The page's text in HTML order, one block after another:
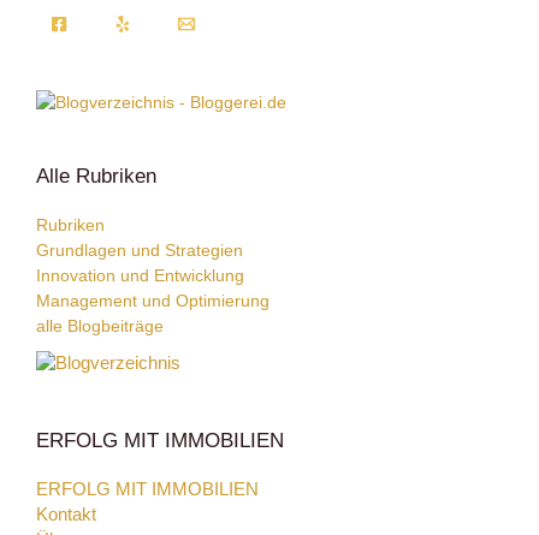
Alle Rubriken
Rubriken
Grundlagen und Strategien
Innovation und Entwicklung
Management und Optimierung
alle Blogbeiträge
ERFOLG MIT IMMOBILIEN
ERFOLG MIT IMMOBILIEN
Kontakt